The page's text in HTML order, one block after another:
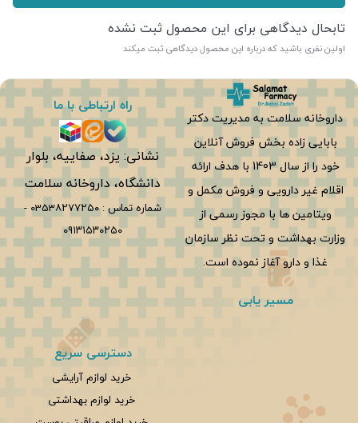
تابحال دیدگاهی برای این محصول ثبت نشده
اولین نفری باشید که درباره این محصول دیدگاهی ثبت میکند
داروخانه سلامت به مدیریت دکتر
بابایی زاده بخش فروش آنلاین
خود را از سال 1403 با هدف ارائه
اقلام غیر دارویی و فروش مکمل و
ویتامین ها با مجوز رسمی از
وزارت بهداشت و تحت نظر سازمان
غذا و دارو آغاز نموده است.
راه ارتباطی با ما
نشانی: یزد، صفاییه، بلوار
دانشگاه، داروخانه سلامت
شماره تماس :0353۸۲۷۷۲۵۰ -
۰۹۱۳۱۵۳۰۲۵۰
مسیر یابی
دسترسی سریع
خرید لوازم آرایشی
خرید لوازم بهداشتی